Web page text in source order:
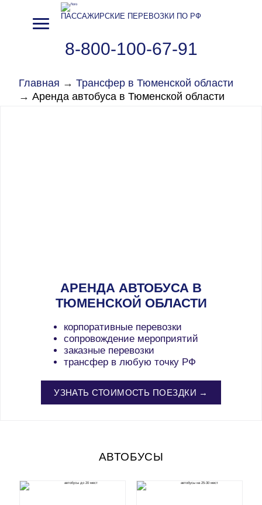
ПАССАЖИРСКИЕ ПЕРЕВОЗКИ ПО РФ
8-800-100-67-91
Главная → Трансфер в Тюменской области
→ Аренда автобуса в Тюменской области
АРЕНДА АВТОБУСА В
ТЮМЕНСКОЙ ОБЛАСТИ
корпоративные перевозки
сопровождение мероприятий
заказные перевозки
трансфер в любую точку РФ
УЗНАТЬ СТОИМОСТЬ ПОЕЗДКИ →
АВТОБУСЫ